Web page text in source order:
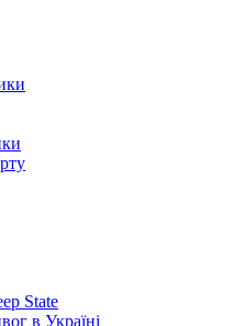
State
в Україні